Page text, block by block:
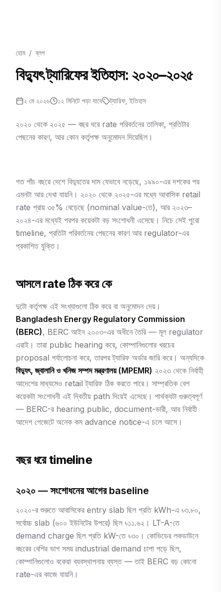
হোম / ব্লগ
বিদ্যুৎ ট্যারিফের ইতিহাস: ২০২০–২০২৫
২ মে ২০২৬ ১২ মিনিটে পড়া যাবে ট্যারিফ, ইতিহাস
২০২০ থেকে ২০২৫ — বছর ধরে rate পরিবর্তনের তালিকা, প্রতিটার
পেছনের কারণ, আর কোন কর্তৃপক্ষ অনুমোদন দিয়েছিল।
গত পাঁচ বছরে দেশে বিদ্যুতের দাম যেভাবে নড়েছে, ১৯৯০-এর দশকের পর
এমনটা আর দেখা যায়নি। ২০২০ থেকে ২০২৫-এর মধ্যে আবাসিক retail
rate প্রায় ৩৫% বেড়েছে (nominal value-তে), আর ২০২৩–
২০২৪-এর মধ্যেই পরপর কয়েকটা বড় সংশোধনী এসেছে। নিচে সেই পুরো
timeline, প্রতিটা পরিবর্তনের পেছনের কারণ আর regulator-এর
প্রকাশিত যুক্তি।
আসলে rate ঠিক করে কে
দুটো কর্তৃপক্ষ এই সংখ্যাগুলো ঠিক করে বা অনুমোদন দেয়।
Bangladesh Energy Regulatory Commission
(BERC), BERC আইন ২০০৩-এর অধীনে তৈরি — মূল regulator
এরাই। তারা public hearing করে, কোম্পানিগুলোর খরচের
proposal পর্যালোচনা করে, তারপর ট্যারিফ অর্ডার জারি করে। অন্যদিকে
বিদ্যুৎ, জ্বালানি ও খনিজ সম্পদ মন্ত্রণালয় (MPEMR) ২০২৩ থেকে নির্বাহী
আদেশের মাধ্যমেও retail ট্যারিফ ঠিক করতে পারে। সাম্প্রতিক বেশ
কয়েকটা সংশোধনী এই দ্বিতীয় path দিয়েই এসেছে। পার্থক্যটা গুরুত্বপূর্ণ
— BERC-র hearing public, document-ভারী, আর নির্বাহী
আদেশ গেজেটে অনেক কম advance notice-এ চলে আসে।
বছর ধরে timeline
২০২০ — সংশোধনের আগের baseline
২০২০-র শুরুতে আবাসিকের entry slab ছিল প্রতি kWh-এ ৳৩.৮০,
সর্বোচ্চ slab (৬০০ ইউনিটের উপরে) ছিল ৳১১.৬২। LT-A-তে
demand charge ছিল প্রতি kW-তে ৳৩০। কোভিডের লকডাউনে
বছরের বেশির ভাগ সময় industrial demand চাপা পড়ে ছিল,
কোম্পানিগুলোও বকেয়া ব্যবস্থাপনায় ব্যস্ত — তাই BERC বড় কোনো
rate-এর কাজে যায়নি।